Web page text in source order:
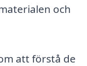
och
att förstå de